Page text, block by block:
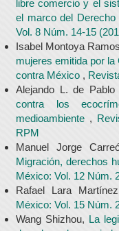
libre comercio y el
el marco del Derecho
Vol. 8 Núm. 14-15
Isabel Montoya
mujeres emitida por
contra México ,
Alejando L. de Pablo
contra los
medioambiente ,
RPM
Manuel Jorge
Migración, derechos
México: Vol. 12 Núm.
Rafael Lara
México: Vol. 15 Núm.
Wang Shizhou, La